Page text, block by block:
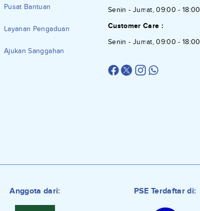
Pusat Bantuan
Layanan Pengaduan
Ajukan Sanggahan
Senin - Jumat, 09:00 - 18:00
Customer Care :
Senin - Jumat, 09:00 - 18:00
Anggota dari: PSE Terdaftar di: